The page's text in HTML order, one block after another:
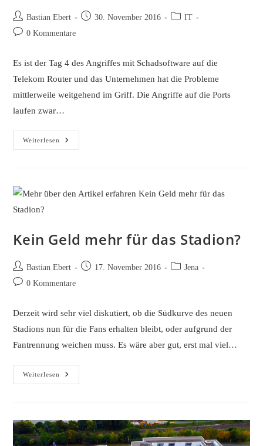
Beitrags-
Autor:
Bastian Ebert
Beitrag30. November 2016
Beitrags-
IT
Beitrags-0 Kommentare
Es ist der Tag 4 des Angriffes mit Schadsoftware auf die
Telekom Router und das Unternehmen hat die Probleme
mittlerweile weitgehend im Griff. Die Angriffe auf die Ports
laufen zwar…
Weiterlesen
Telekom
Hack
Es
Nichts
Kein Geld mehr für das Stadion?
Beitrags-
Autor:
Bastian Ebert
Beitrag17. November 2016
Beitrags-
Jena
Beitrags-0 Kommentare
Derzeit wird sehr viel diskutiert, ob die Südkurve des neuen
Stadions nun für die Fans erhalten bleibt, oder aufgrund der
Fantrennung weichen muss. Es wäre aber gut, erst mal viel…
Weiterlesen
Kein
Geld